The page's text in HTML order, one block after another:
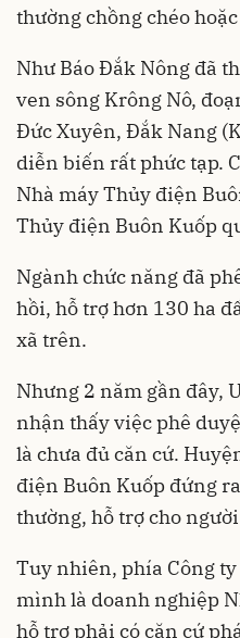
thường chồng chéo
Như Báo Đắk Nông đã
ven sông Krông Nô,
Đức Xuyên, Đắk Nang
diễn biến rất phức tạp.
Nhà máy Thủy điện
Thủy điện Buôn Kuốp
Ngành chức năng đã
hồi, hỗ trợ hơn 130 ha
xã trên.
Nhưng 2 năm gần đây,
nhận thấy việc phê
là chưa đủ căn cứ.
điện Buôn Kuốp đứng
thường, hỗ trợ cho
Tuy nhiên, phía Công
mình là doanh nghiệp
hỗ trợ phải có căn cứ